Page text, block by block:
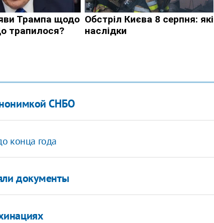
СНБО
конца года
документы